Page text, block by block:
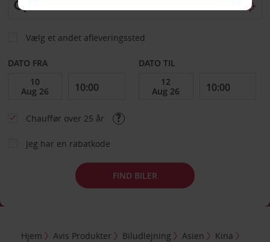
Vælg et andet afleveringssted
DATO FRA DATO TIL
Chauffør over 25 år
Jeg har en rabatkode
FIND BILER
Hjem Avis Produkter Biludlejning Asien
Kina